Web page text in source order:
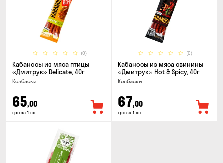
(0)
Кабаносы из мяса птицы
«Дмитрук» Delicate, 40г
Колбаски
65,00
грн за 1 шт
(0)
Кабаносы из мяса свинины
«Дмитрук» Hot & Spicy, 40г
Колбаски
67,00
грн за 1 шт